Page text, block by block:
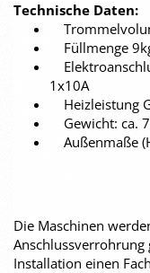
Technische Daten:
Füllmenge
1x10A
Heizleistung
Gewicht: ca.
Außenmaße
Die Maschinen
Anschlussverrohrung
Installation einen